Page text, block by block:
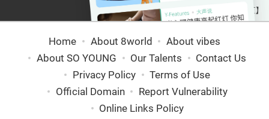
Home About 8world
About vibes
About SO YOUNG
Our Talents
Contact Us
Privacy Policy
Terms of Use
Official Domain
Report Vulnerability
Online Links Policy